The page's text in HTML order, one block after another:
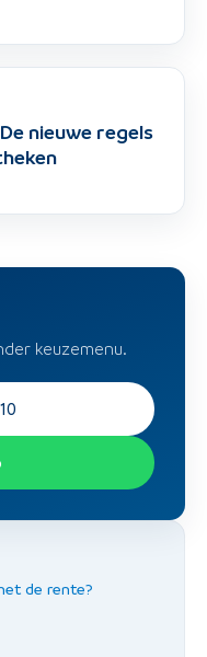
nieuwe regels
de rente?
keuzemenu.